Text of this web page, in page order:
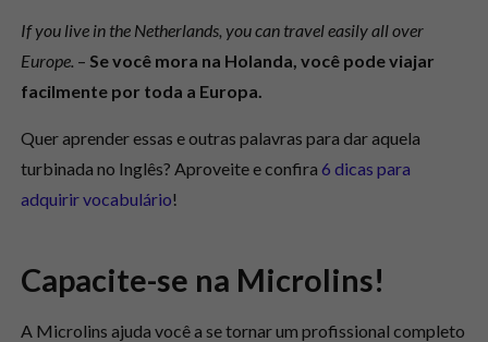
If you live in the Netherlands, you can travel easily all over
Europe. – Se você mora na Holanda, você pode viajar
facilmente por toda a Europa.
Quer aprender essas e outras palavras para dar aquela
turbinada no Inglês? Aproveite e confira 6 dicas para
adquirir vocabulário!
Capacite-se na Microlins!
A Microlins ajuda você a se tornar um profissional completo